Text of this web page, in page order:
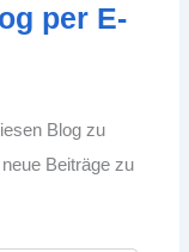
per E-
Blog zu
Beiträge zu